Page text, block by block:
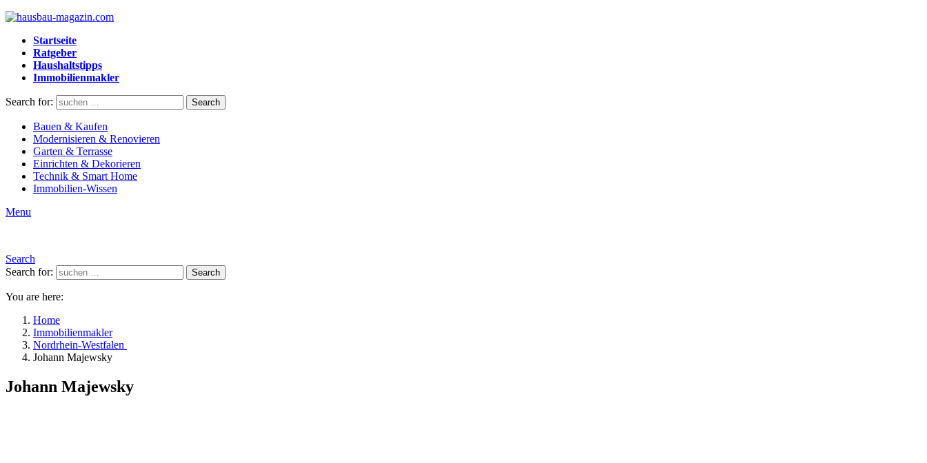
Startseite
Ratgeber
Haushaltstipps
Immobilienmakler
Search for: Search
Bauen & Kaufen
Modernisieren & Renovieren
Garten & Terrasse
Einrichten & Dekorieren
Technik & Smart Home
Immobilien-Wissen
Menu
Search
Search for:
Search
You are here:
Home
Immobilienmakler
Nordrhein-Westfalen
Johann Majewsky
Johann Majewsky